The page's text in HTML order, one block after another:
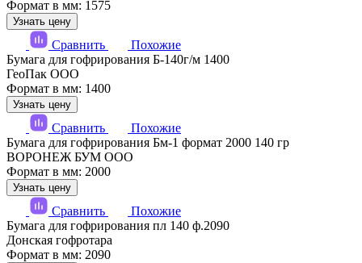
Формат в мм: 1575
Узнать цену
Сравнить
Похожие
Бумага для гофрирования Б-140г/м 1400
ГеоПак ООО
Формат в мм: 1400
Узнать цену
Сравнить
Похожие
Бумага для гофрирования Бм-1 формат 2000 140 гр
ВОРОНЕЖ БУМ ООО
Формат в мм: 2000
Узнать цену
Сравнить
Похожие
Бумага для гофрирования пл 140 ф.2090
Донская гофротара
Формат в мм: 2090